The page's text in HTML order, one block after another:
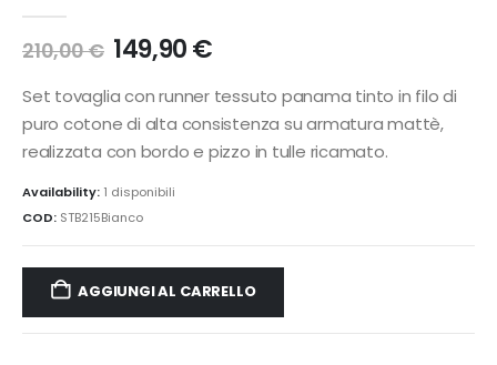
210,00€ Il
prezzo
originale
era:
210,00 €.
149,90€Il
attuale
è:
149,90 €.
Set tovaglia con runner tessuto panama tinto in filo di
puro cotone di alta consistenza su armatura mattè,
realizzata con bordo e pizzo in tulle ricamato.
Availability: 1 disponibili
COD: STB215Bianco
AGGIUNGI AL CARRELLO